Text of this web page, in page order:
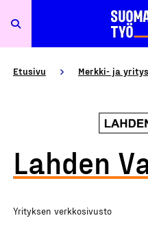
Etusivu Merkki- ja
Lahden
Yrityksen verkkosivusto